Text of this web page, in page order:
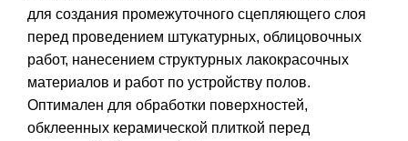
для создания промежуточного сцепляющего слоя
перед проведением штукатурных, облицовочных
работ, нанесением структурных лакокрасочных
материалов и работ по устройству полов.
Оптимален для обработки поверхностей,
обклеенных керамической плиткой перед